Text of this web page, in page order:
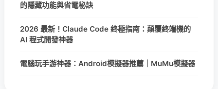
的隱藏功能與省電秘訣
2026 最新！Claude Code 終極指南：顛覆終端機的
AI 程式開發神器
電腦玩手游神器：Android模擬器推薦｜MuMu模擬器